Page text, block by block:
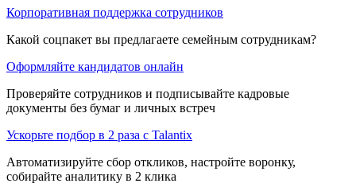
Корпоративная поддержка сотрудников
Какой соцпакет вы предлагаете семейным сотрудникам?
Оформляйте кандидатов онлайн
Проверяйте сотрудников и подписывайте кадровые
документы без бумаг и личных встреч
Ускорьте подбор в 2 раза с Talantix
Автоматизируйте сбор откликов, настройте воронку,
собирайте аналитику в 2 клика